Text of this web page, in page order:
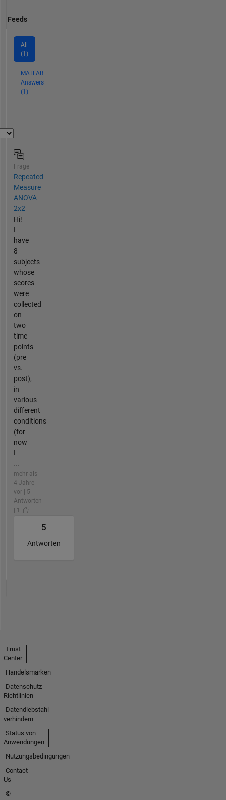
Feeds
All
(1)
MATLAB
Answers
(1)
Frage
Repeated
Measure
ANOVA
2x2
Hi!
I
have
8
subjects
whose
scores
were
collected
on
two
time
points
(pre
vs.
post),
in
various
different
conditions
(for
now
I
...
mehr als
4 Jahre
vor | 5
Antworten
| 1
5
Antworten
Trust
Center
Handelsmarken
Datenschutz-
Richtlinien
Datendiebstahl
verhindern
Status von
Anwendungen
Nutzungsbedingungen
Contact
Us
©